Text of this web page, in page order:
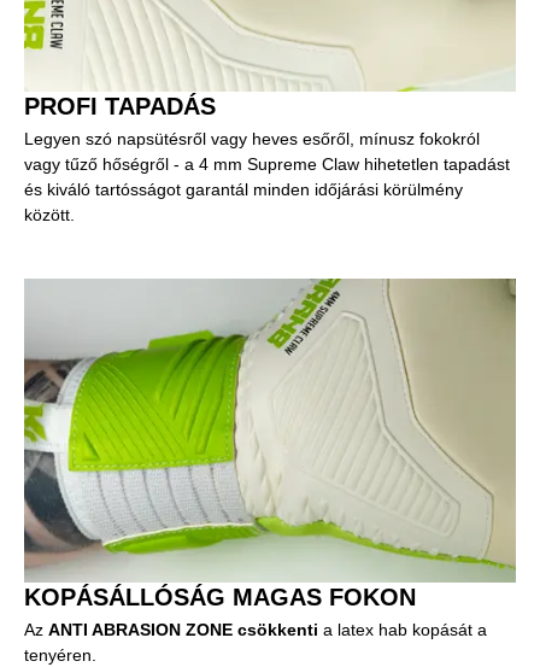
PROFI TAPADÁS
Legyen szó napsütésről vagy heves esőről, mínusz fokokról
vagy tűző hőségről - a 4 mm Supreme Claw hihetetlen tapadást
és kiváló tartósságot garantál minden időjárási körülmény
között.
KOPÁSÁLLÓSÁG MAGAS FOKON
Az ANTI ABRASION ZONE csökkenti a latex hab kopását a
tenyéren.